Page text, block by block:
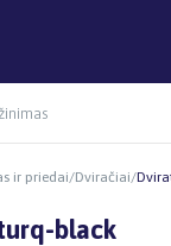
ir priedai/Dviračiai/
black